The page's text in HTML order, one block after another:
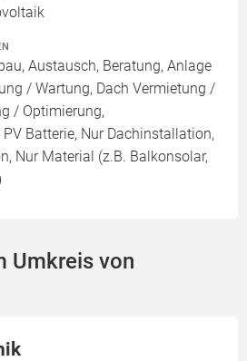
Austausch, Beratung, Anlage
/ Wartung, Dach Vermietung /
/ Optimierung,
Batterie, Nur Dachinstallation,
Nur Material (z.B. Balkonsolar,
Umkreis von